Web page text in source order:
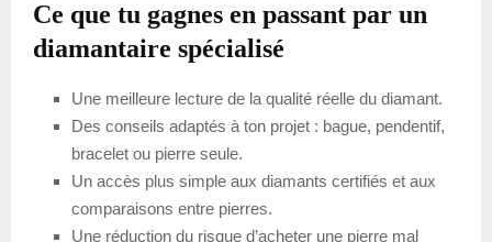
Ce que tu gagnes en passant par un
diamantaire spécialisé
Une meilleure lecture de la qualité réelle du diamant.
Des conseils adaptés à ton projet : bague, pendentif,
bracelet ou pierre seule.
Un accès plus simple aux diamants certifiés et aux
comparaisons entre pierres.
Une réduction du risque d’acheter une pierre mal